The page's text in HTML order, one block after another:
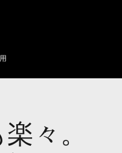
々。